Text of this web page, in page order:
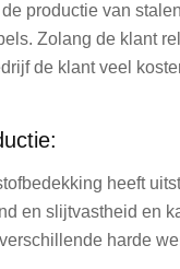
productie van
Zolang de klant
de klant veel
heeft
en slijtvastheid en
harde